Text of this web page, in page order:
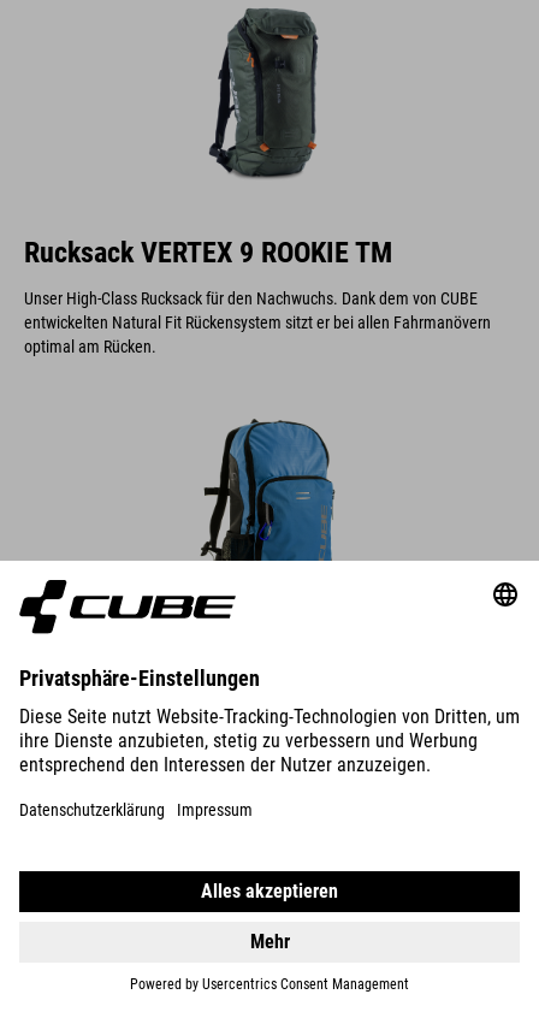
Rucksack VERTEX 9 ROOKIE TM
Unser High-Class Rucksack für den Nachwuchs. Dank dem von CUBE
entwickelten Natural Fit Rückensystem sitzt er bei allen Fahrmanövern
optimal am Rücken.
Rucksack PURE 6 ROOKIE
Aufteilungen in der Fronttasche bringen Ordnung in all die kleinen
Gegenstände, die man als Kind so dabeihat.